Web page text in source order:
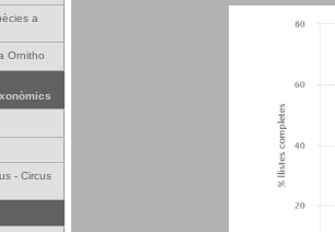
a
Ornitho
- Circus